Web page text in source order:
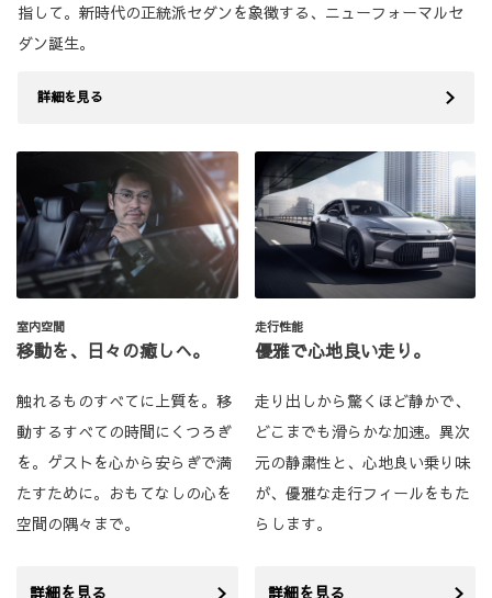
指して。新時代の正統派セダンを象徴する、ニューフォーマルセ
ダン誕生。
詳細を見る
室内空間
移動を、日々の癒しへ。
触れるものすべてに上質を。移
動するすべての時間にくつろぎ
を。ゲストを心から安らぎで満
たすために。おもてなしの心を
空間の隅々まで。
詳細を見る
走行性能
優雅で心地良い走り。
走り出しから驚くほど静かで、
どこまでも滑らかな加速。異次
元の静粛性と、心地良い乗り味
が、優雅な走行フィールをもた
らします。
詳細を見る